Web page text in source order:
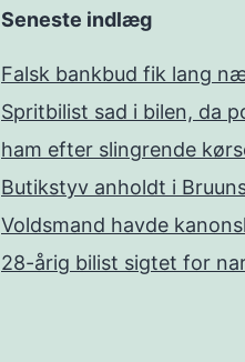
Seneste indlæg
Falsk bankbud fik lang
Spritbilist sad i bilen, da
ham efter slingrende
Butikstyv anholdt i
Voldsmand havde
28-årig bilist sigtet for